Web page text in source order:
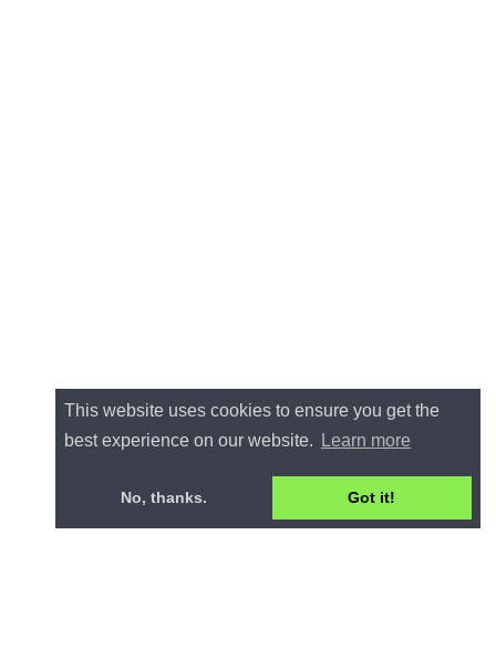
This website uses cookies to ensure you get the
best experience on our website.
Learn more
No, thanks. Got it!